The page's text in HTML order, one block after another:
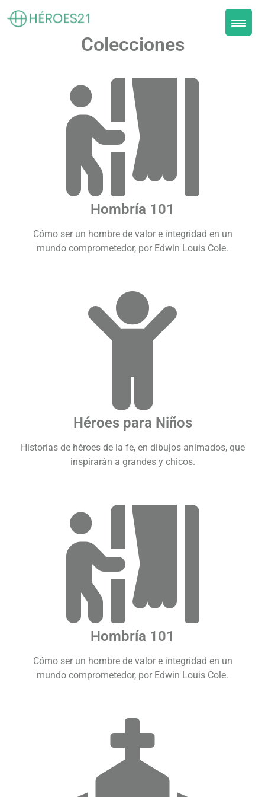
Colecciones
Hombría 101
Cómo ser un hombre de valor e integridad en un
mundo comprometedor, por Edwin Louis Cole.
Héroes para Niños
Historias de héroes de la fe, en dibujos animados, que
inspirarán a grandes y chicos.
Hombría 101
Cómo ser un hombre de valor e integridad en un
mundo comprometedor, por Edwin Louis Cole.